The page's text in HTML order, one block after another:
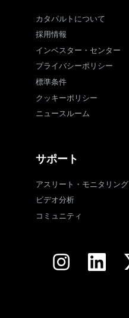
カタパルトについて
採用情報
インベスター・センター
プライバシーポリシー
標準条件
クッキーポリシー
ニュースルーム
サポート
アスリート・モニタリング
ビデオ分析
コミュニティ